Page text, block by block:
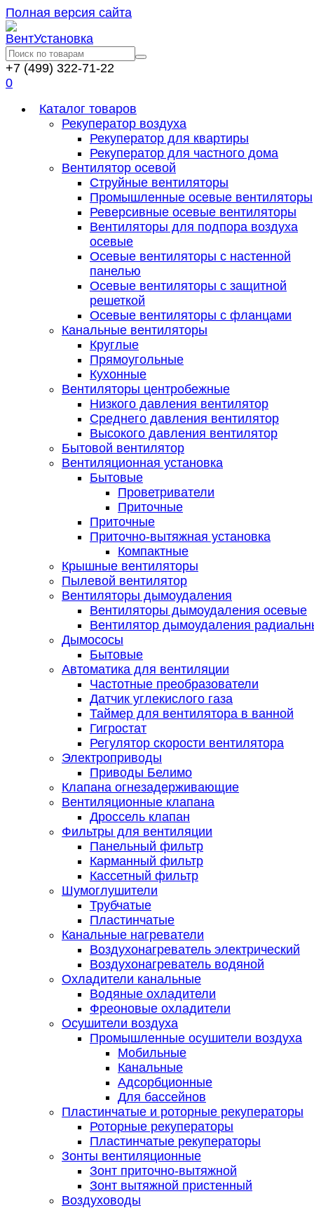
Полная версия сайта
+7 (499) 322-71-22
0
Каталог товаров
Рекуператор воздуха
Рекуператор для квартиры
Рекуператор для частного дома
Вентилятор осевой
Струйные вентиляторы
Промышленные осевые вентиляторы
Реверсивные осевые вентиляторы
Вентиляторы для подпора воздуха
осевые
Осевые вентиляторы с настенной
панелью
Осевые вентиляторы с защитной
решеткой
Осевые вентиляторы с фланцами
Канальные вентиляторы
Круглые
Прямоугольные
Кухонные
Вентиляторы центробежные
Низкого давления вентилятор
Среднего давления вентилятор
Высокого давления вентилятор
Бытовой вентилятор
Вентиляционная установка
Бытовые
Проветриватели
Приточные
Приточные
Приточно-вытяжная установка
Компактные
Крышные вентиляторы
Пылевой вентилятор
Вентиляторы дымоудаления
Вентиляторы дымоудаления осевые
Вентилятор дымоудаления
Дымососы
Бытовые
Автоматика для вентиляции
Частотные преобразователи
Датчик углекислого газа
Таймер для вентилятора в ванной
Гигростат
Регулятор скорости вентилятора
Электроприводы
Приводы Белимо
Клапана огнезадерживающие
Вентиляционные клапана
Дроссель клапан
Фильтры для вентиляции
Панельный фильтр
Карманный фильтр
Кассетный фильтр
Шумоглушители
Трубчатые
Пластинчатые
Канальные нагреватели
Воздухонагреватель электрический
Воздухонагреватель водяной
Охладители канальные
Водяные охладители
Фреоновые охладители
Осушители воздуха
Промышленные осушители воздуха
Мобильные
Канальные
Адсорбционные
Для бассейнов
Пластинчатые и роторные рекуператоры
Роторные рекуператоры
Пластинчатые рекуператоры
Зонты вентиляционные
Зонт приточно-вытяжной
Зонт вытяжной пристенный
Воздуховоды